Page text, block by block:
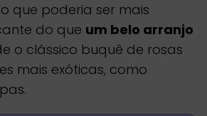
que poderia ser mais
do que um belo arranjo
o clássico buquê de rosas
mais exóticas, como